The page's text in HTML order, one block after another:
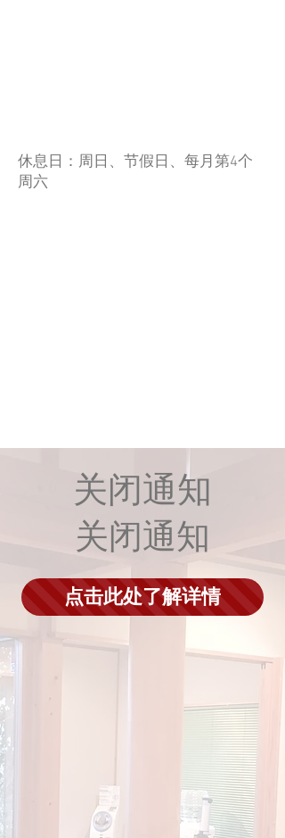
休息日：周日、节假日、每月第4个
周六
关闭通知
关闭通知
点击此处了解详情